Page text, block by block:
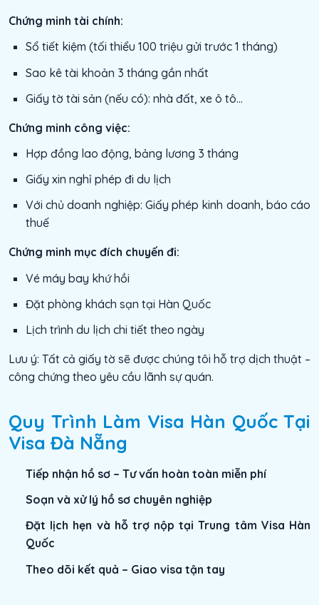
Chứng minh tài chính:
Sổ tiết kiệm (tối thiểu 100 triệu gửi trước 1 tháng)
Sao kê tài khoản 3 tháng gần nhất
Giấy tờ tài sản (nếu có): nhà đất, xe ô tô…
Chứng minh công việc:
Hợp đồng lao động, bảng lương 3 tháng
Giấy xin nghỉ phép đi du lịch
Với chủ doanh nghiệp: Giấy phép kinh doanh, báo cáo
thuế
Chứng minh mục đích chuyến đi:
Vé máy bay khứ hồi
Đặt phòng khách sạn tại Hàn Quốc
Lịch trình du lịch chi tiết theo ngày
Lưu ý: Tất cả giấy tờ sẽ được chúng tôi hỗ trợ dịch thuật –
công chứng theo yêu cầu lãnh sự quán.
Quy Trình Làm Visa Hàn Quốc Tại
Visa Đà Nẵng
Tiếp nhận hồ sơ – Tư vấn hoàn toàn miễn phí
Soạn và xử lý hồ sơ chuyên nghiệp
Đặt lịch hẹn và hỗ trợ nộp tại Trung tâm Visa Hàn
Quốc
Theo dõi kết quả – Giao visa tận tay